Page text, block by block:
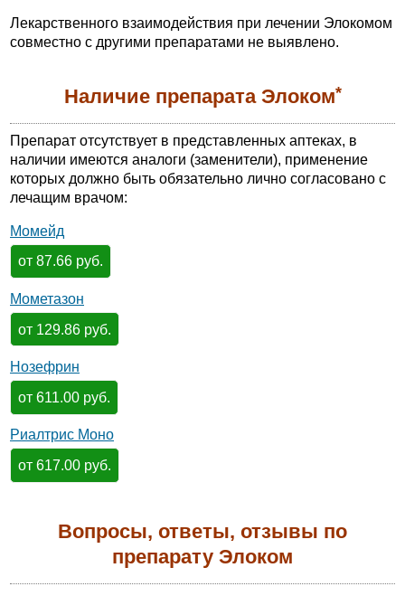
Лекарственного взаимодействия при лечении Элокомом
совместно с другими препаратами не выявлено.
Наличие препарата Элоком*
Препарат отсутствует в представленных аптеках, в
наличии имеются аналоги (заменители), применение
которых должно быть обязательно лично согласовано с
лечащим врачом:
Момейд
от 87.66 руб.
Мометазон
от 129.86 руб.
Нозефрин
от 611.00 руб.
Риалтрис Моно
от 617.00 руб.
Вопросы, ответы, отзывы по
препарату Элоком